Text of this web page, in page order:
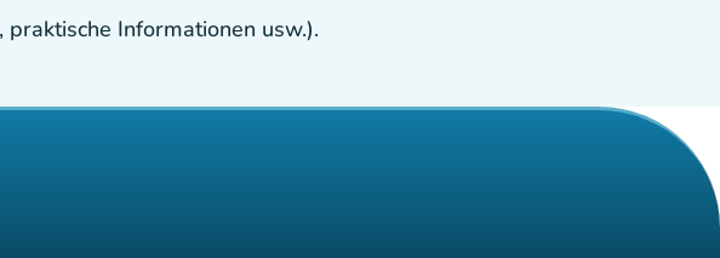
Informationen usw.).